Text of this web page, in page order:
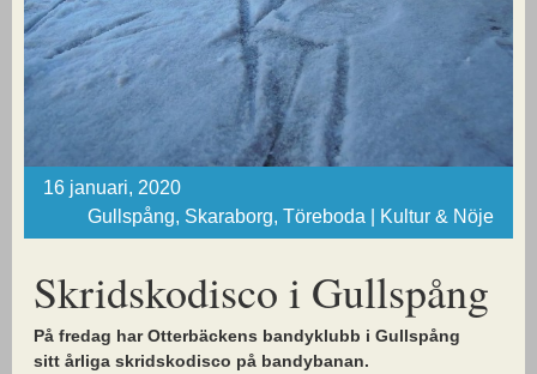
16 januari, 2020
Gullspång, Skaraborg, Töreboda | Kultur & Nöje
Skridskodisco i Gullspång
På fredag har Otterbäckens bandyklubb i Gullspång
sitt årliga skridskodisco på bandybanan.